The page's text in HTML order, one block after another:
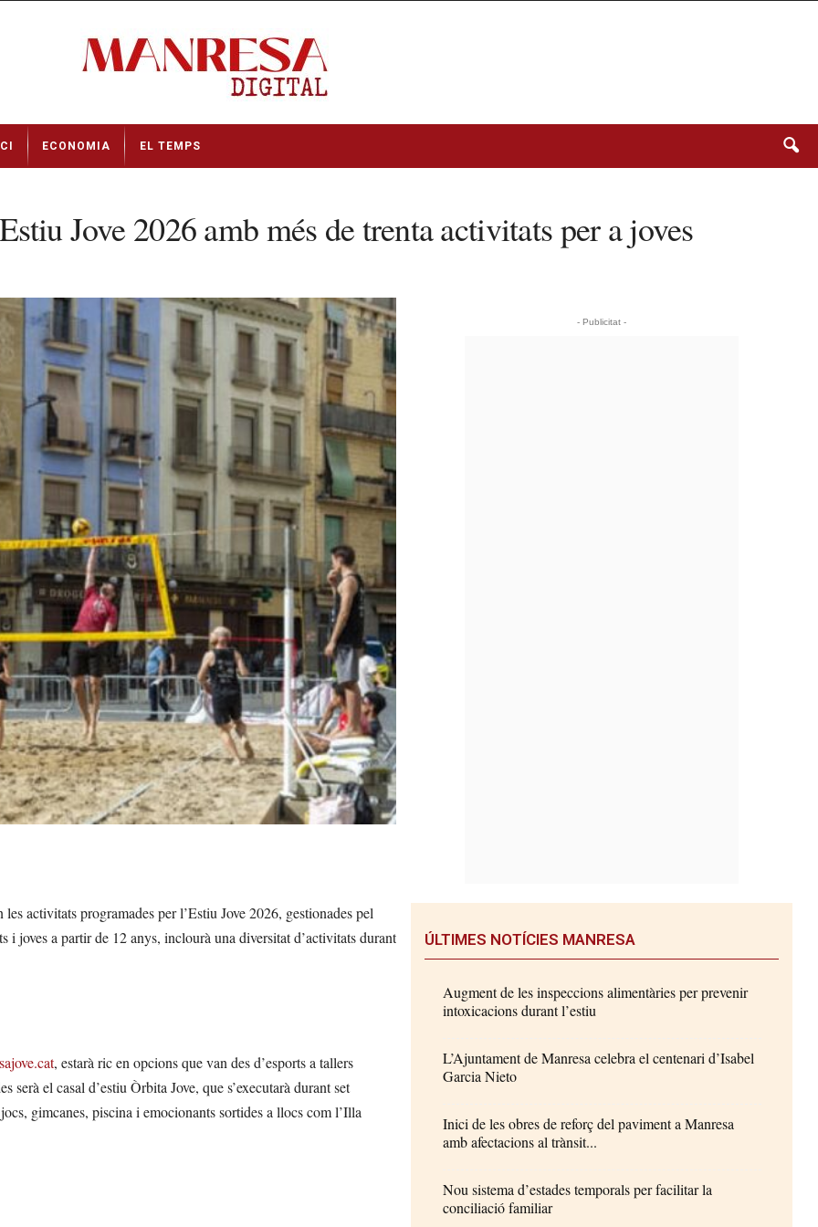
ECONOMIA EL TEMPS
Jove 2026 amb més de trenta activitats per a joves
activitats programades per l’Estiu Jove 2026, gestionades pel
i joves a partir de 12 anys, inclourà una diversitat d’activitats durant
, estarà ric en opcions que van des d’esports a tallers
serà el casal d’estiu Òrbita Jove, que s’executarà durant set
gimcanes, piscina i emocionants sortides a llocs com l’Illa
- Publicitat -
ÚLTIMES NOTÍCIES MANRESA
Augment de les inspeccions alimentàries per prevenir
intoxicacions durant l’estiu
L’Ajuntament de Manresa celebra el centenari d’Isabel
Garcia Nieto
Inici de les obres de reforç del paviment a Manresa
amb afectacions al trànsit...
Nou sistema d’estades temporals per facilitar la
conciliació familiar